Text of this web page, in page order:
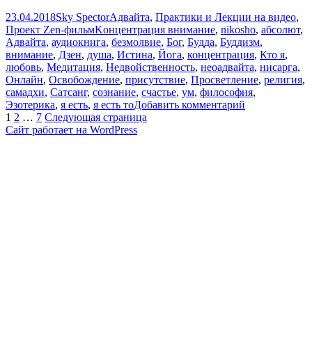
Опубликовано
23.04.2018Автор
Sky SpectorРубрики
Адвайта, Практики и Лекции на видео,
Проект Zen-фильмМетки
Kонцентрация внимание, nikosho, абсолют,
Адвайта, аудиокнига, безмолвие, Бог, Будда, Буддизм,
внимание, Дзен, душа, Истина, Йога, концентрация, Кто я,
любовь, Медитация, Недвойственность, неоадвайта, нисарга,
Онлайн, Освобождение, присутствие, Просветление, религия,
самадхи, Сатсанг, сознание, счастье, ум, философия,
Эзотерика, я есть, я есть тоДобавить комментарий
Пагинация
записей
Страница
1 Страница
2 … Страница
7 Следующая страница
Сайт работает на WordPress